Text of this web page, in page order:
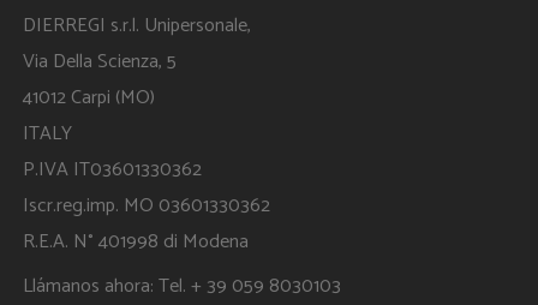
DIERREGI s.r.l. Unipersonale,
Via Della Scienza, 5
41012 Carpi (MO)
ITALY
P.IVA IT03601330362
Iscr.reg.imp. MO 03601330362
R.E.A. N° 401998 di Modena
Llámanos ahora: Tel. + 39 059 8030103